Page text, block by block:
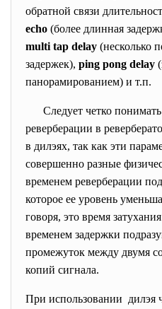
обратной связи
echo (более длинная
multi tap delay (несколько
задержек), ping pong delay
панорамированием) и т.п.
Следует четко
реверберации в
в дилэях, так как эти
совершенно разные
временем реверберации
которое ее уровень
говоря, это время
временем задержки
промежуток между двумя
копий сигнала.
При использовании дилэя